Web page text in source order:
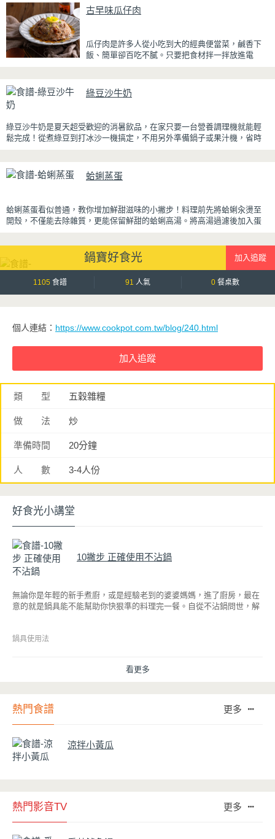
厚重，搭配帶微苦茶香的抹茶與香氣濃郁的黃豆
粉，甜而不膩，層次更加豐富。
吃到淡淡的茶香。相較於傳統提拉米蘇，這款更清
爽、更低負擔，無論是下午茶、飯後甜點，或是正
古早味瓜仔肉
瓜仔肉是許多人從小吃到大的經典便當菜，鹹香下
飯、簡單卻百吃不膩。只要把食材拌一拌放進電
蒸好的瓜仔肉鮮嫩多汁，絞肉吸飽脆瓜醬汁的甘甜
滿濃濃古早味，帶便當、配稀飯、配白飯都好吃，
讓人忍不住多扒好幾口飯，是一道簡單又美味的經
綠豆沙牛奶
綠豆沙牛奶是夏天超受歡迎的消暑飲品，在家只要一台營養調理機就能輕
鬆完成！從煮綠豆到打冰沙一機搞定，不用另外準備鍋子或果汁機，省時
先把綠豆煮到綿密鬆軟，再攪打成綠豆沙，最後跟牛奶混合均勻就完成~口
感細緻滑順，入口帶有綠豆天然清香，搭配濃郁奶香，冰冰喝清涼又消
蛤蜊蒸蛋
蛤蜊蒸蛋看似普通，教你增加鮮甜滋味的小撇步！料理前先將蛤蜊汆燙至
開殼，不僅能去除雜質，更能保留鮮甜的蛤蜊高湯。將高湯過濾後加入蛋
蒸蛋口感柔嫩細緻、入口即化，搭配飽滿彈牙的蛤蜊，鮮、甜、嫩三種口
感一次滿足。最後撒上蔥花提香，簡單調味就能襯托食材原味，是一道全
家人都會愛的家常料理。
鍋寶好食光
1105 食譜 91 人氣 0 餐桌數
個人連結： https://www.cookpot.com.tw/blog/240.html
類 型 五穀雜糧
做 法 炒
準備時間 20分鐘
人 數 3-4人份
好食光小講堂
10撇步 正確使用不沾鍋
無論你是年輕的新手煮廚，或是經驗老到的婆婆媽媽，進了廚房，最在
意的就是鍋具能不能幫助你快狠準的料理完一餐。自從不沾鍋問世，解
因此金鑽不沾系列的鍋具，更年年穩居銷售排行榜的前幾名。然而如何
鍋具使用法
看更多
熱門食譜 更多
涼拌小黃瓜
熱門影音TV 更多